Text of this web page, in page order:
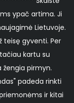
ypač artima. Ji
Lietuvoje.
teisę gyventi. Per
kartu su
pirmyn.
padeda rinkti
ir kitai